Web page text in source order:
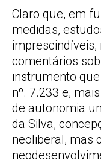
Claro que, em
medidas,
comentários
instrumento
nº. 7.233 e,
de autonomia
da Silva,
neoliberal, mas